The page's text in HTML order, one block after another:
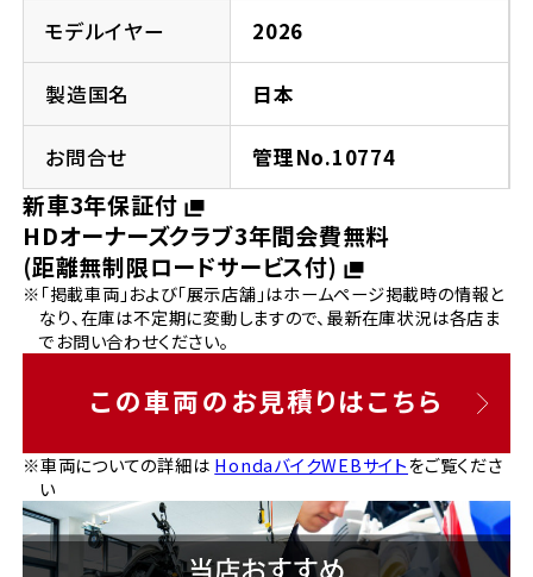
お問い合わせ
モデルイヤー 2026
製造国名 日本
お問合せ 管理No.10774
新車3年保証付
HDオーナーズクラブ3年間会費無料
(距離無制限ロードサービス付)
※「掲載車両」および「展示店舗」はホームページ掲載時の情報と
なり、在庫は不定期に変動しますので、最新在庫状況は各店ま
でお問い合わせください。
この車両のお見積りはこちら
※車両についての詳細は HondaバイクWEBサイトをご覧くださ
い
福島県
ホンダドリーム 郡山
ホンダドリーム 大田
ホンダドリーム 立川
神奈川県
ホンダドリーム 磯子
ホンダドリーム 横浜都筑
ホンダドリーム 横浜緑
ホンダドリーム 豊橋
ホンダドリーム 名古屋上小田井
岐阜県
ホンダドリーム 岐阜
京都府
ホンダドリーム 京都伏見
ホンダドリーム 京都北山
兵庫県
ホンダドリーム 神戸灘
ホンダドリーム 尼崎
ホンダドリーム 姫路
徳島県
ホンダドリーム 徳島
香川県
ホンダドリーム 高松
高知県
熊本県
ホンダドリーム 熊本